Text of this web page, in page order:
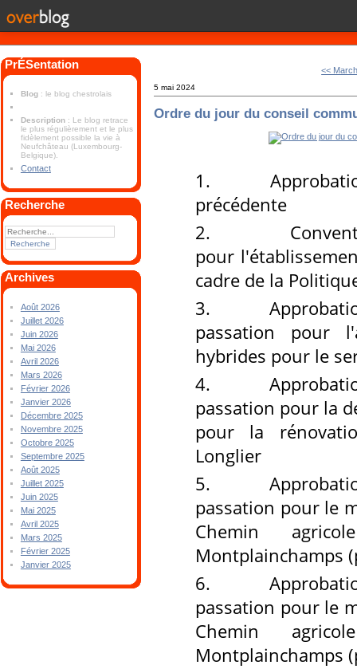
PrÉSentation
Blog : le blog chestrolais
Description : Le blog retrace
le plus régulièrement et le plus
fidèlement possible la vie à
Neufchâteau (Luxembourg-
Belgique).
Contact
Recherche
Archives
Août 2026
Juillet 2026
Juin 2026
Mai 2026
Avril 2026
Mars 2026
Février 2026
Janvier 2026
Décembre 2025
Novembre 2025
Octobre 2025
Septembre 2025
Août 2025
Juillet 2025
Juin 2025
Mai 2025
Avril 2025
Mars 2025
Février 2025
Janvier 2025
<<
5 mai 2024
Ordre du jour du conseil
1. Approbation
précédente
2. Convention
pour
cadre de la
3. Approbation
passation pour
hybrides pour le
4. Approbation
passation pour la
pour la
Longlier
5. Approbation
passation pour le
Chemin
Montplainchamps
6. Approbation
passation pour le
Chemin
Montplainchamps